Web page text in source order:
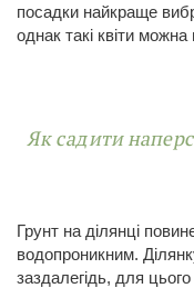
посадки найкраще
однак такі квіти
Як садити
Грунт на ділянці
водопроникним.
заздалегідь, для